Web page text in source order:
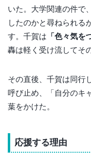
いた。大学関連の件で
したのかと尋ねられる
す。千賀は 「色々気を
轟は軽く受け流してそ
その直後、千賀は同行
呼び止め、「自分のキ
葉をかけた。
応援する理由